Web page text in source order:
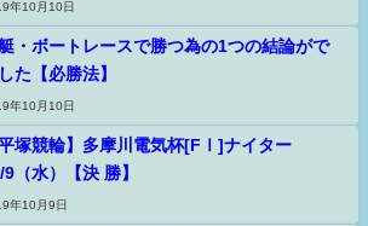
年10月10日
・ボートレースで勝つ為の1つの結論がで
た【必勝法】
年10月10日
平塚競輪】多摩川電気杯[FⅠ]ナイター
9（水）【決 勝】
年10月9日